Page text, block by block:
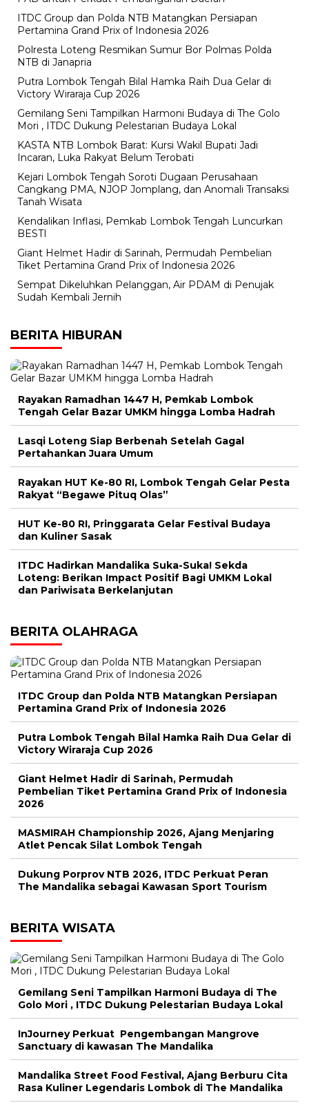
ITDC Group dan Polda NTB Matangkan Persiapan
Pertamina Grand Prix of Indonesia 2026
Polresta Loteng Resmikan Sumur Bor Polmas Polda
NTB di Janapria
Putra Lombok Tengah Bilal Hamka Raih Dua Gelar di
Victory Wiraraja Cup 2026
Gemilang Seni Tampilkan Harmoni Budaya di The Golo
Mori , ITDC Dukung Pelestarian Budaya Lokal
KASTA NTB Lombok Barat: Kursi Wakil Bupati Jadi
Incaran, Luka Rakyat Belum Terobati
Kejari Lombok Tengah Soroti Dugaan Perusahaan
Cangkang PMA, NJOP Jomplang, dan Anomali Transaksi
Tanah Wisata
Kendalikan Inflasi, Pemkab Lombok Tengah Luncurkan
BESTI
Giant Helmet Hadir di Sarinah, Permudah Pembelian
Tiket Pertamina Grand Prix of Indonesia 2026
Sempat Dikeluhkan Pelanggan, Air PDAM di Penujak
Sudah Kembali Jernih
BERITA HIBURAN
Rayakan Ramadhan 1447 H, Pemkab Lombok
Tengah Gelar Bazar UMKM hingga Lomba Hadrah
Lasqi Loteng Siap Berbenah Setelah Gagal
Pertahankan Juara Umum
Rayakan HUT Ke-80 RI, Lombok Tengah Gelar Pesta
Rakyat “Begawe Pituq Olas”
HUT Ke-80 RI, Pringgarata Gelar Festival Budaya
dan Kuliner Sasak
ITDC Hadirkan Mandalika Suka-Suka! Sekda
Loteng: Berikan Impact Positif Bagi UMKM Lokal
dan Pariwisata Berkelanjutan
BERITA OLAHRAGA
ITDC Group dan Polda NTB Matangkan Persiapan
Pertamina Grand Prix of Indonesia 2026
Putra Lombok Tengah Bilal Hamka Raih Dua Gelar di
Victory Wiraraja Cup 2026
Giant Helmet Hadir di Sarinah, Permudah
Pembelian Tiket Pertamina Grand Prix of Indonesia
2026
MASMIRAH Championship 2026, Ajang Menjaring
Atlet Pencak Silat Lombok Tengah
Dukung Porprov NTB 2026, ITDC Perkuat Peran
The Mandalika sebagai Kawasan Sport Tourism
BERITA WISATA
Gemilang Seni Tampilkan Harmoni Budaya di The
Golo Mori , ITDC Dukung Pelestarian Budaya Lokal
InJourney Perkuat Pengembangan Mangrove
Sanctuary di kawasan The Mandalika
Mandalika Street Food Festival, Ajang Berburu Cita
Rasa Kuliner Legendaris Lombok di The Mandalika